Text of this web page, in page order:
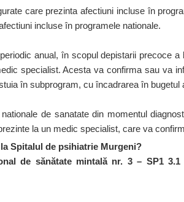
care prezinta afectiuni incluse în
incluse în programele nationale.
anual, în scopul depistarii precoce
specialist. Acesta va confirma sau va
în subprogram, cu încadrarea în
de sanatate din momentul
la un medic specialist, care va
Spitalul de psihiatrie Murgeni?
de sănătate mintală nr. 3 – SP1